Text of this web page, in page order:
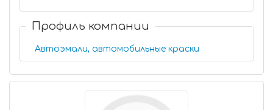
Профиль компании
Автоэмали, автомобильные краски